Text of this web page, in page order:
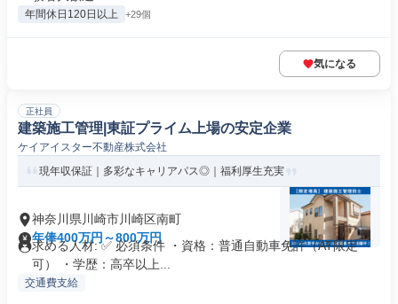
年間休日120日以上 +29個
気になる
正社員
建築施工管理|東証プライム上場の安定企業
ケイアイスター不動産株式会社
現年収保証｜多彩なキャリアパス◎｜福利厚生充実
神奈川県川崎市川崎区南町
年俸400万円～800万円
求める人材: ✅ 必須条件 ・資格：普通自動車免許（AT限定
可） ・学歴：高卒以上...
交通費支給